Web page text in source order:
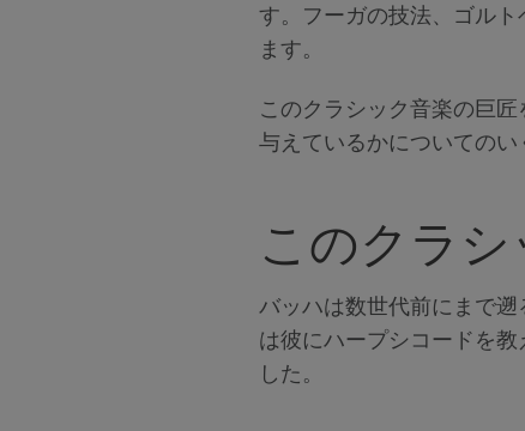
す。フーガの技法、ゴル
ます。
このクラシック音楽の巨
与えているかについてのい
このクラ
バッハは数世代前にまで
は彼にハープシコードを
した。